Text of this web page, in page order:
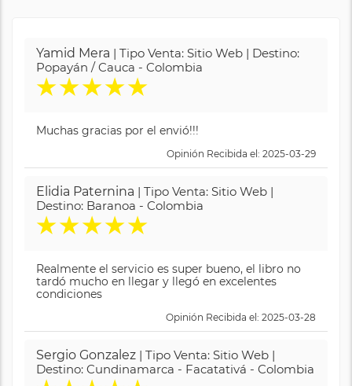
Yamid Mera | Tipo Venta: Sitio Web | Destino:
Popayán / Cauca - Colombia
★★★★★
Muchas gracias por el envió!!!
Opinión Recibida el: 2025-03-29
Elidia Paternina | Tipo Venta: Sitio Web |
Destino: Baranoa - Colombia
★★★★★
Realmente el servicio es super bueno, el libro no
tardó mucho en llegar y llegó en excelentes
condiciones
Opinión Recibida el: 2025-03-28
Sergio Gonzalez | Tipo Venta: Sitio Web |
Destino: Cundinamarca - Facatativá - Colombia